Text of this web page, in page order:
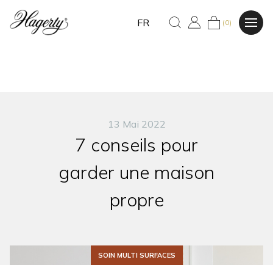
FR (0)
13 Mai 2022
7 conseils pour
garder une maison
propre
SOIN MULTI SURFACES